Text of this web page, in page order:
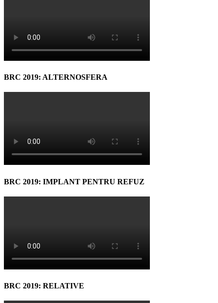
BRC 2019: ALTERNOSFERA
BRC 2019: IMPLANT PENTRU REFUZ
BRC 2019: RELATIVE